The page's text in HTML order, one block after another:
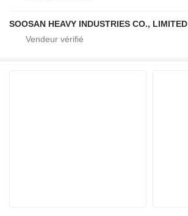
SOOSAN HEAVY INDUSTRIES CO., LIMITED